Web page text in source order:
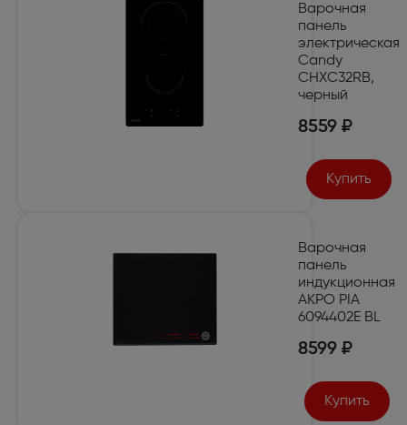
Варочная
панель
электрическая
Candy
CHXC32RB,
черный
8559 ₽
Купить
Варочная
панель
индукционная
AKPO PIA
6094402E BL
8599 ₽
Купить